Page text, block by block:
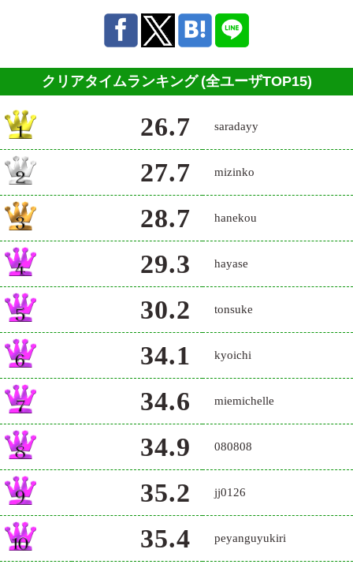
クリアタイムランキング (全ユーザTOP15)
26.7 saradayy
27.7 mizinko
28.7 hanekou
29.3 hayase
30.2 tonsuke
34.1 kyoichi
34.6 miemichelle
34.9 080808
35.2 jj0126
35.4 peyanguyukiri